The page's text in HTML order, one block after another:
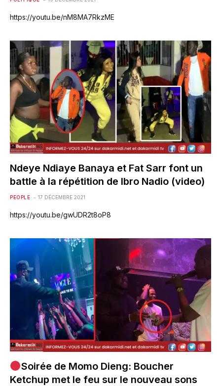
https://youtu.be/nM8MA7RkzME
Ndeye Ndiaye Banaya et Fat Sarr font un
battle à la répétition de Ibro Nadio (video)
PEOPLE 17 DÉCEMBRE 2021
https://youtu.be/gwUDR2t8oP8
Soirée de Momo Dieng: Boucher
Ketchup met le feu sur le nouveau sons